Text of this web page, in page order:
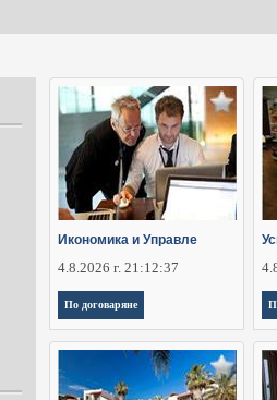
Икономика и Управле
4.8.2026 г. 21:12:37
По договаряне